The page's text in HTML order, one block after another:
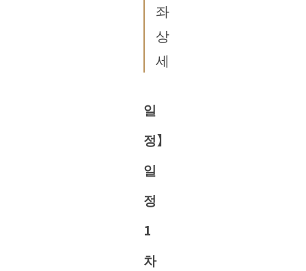
좌
상
세
일
정】
일
정
1
차